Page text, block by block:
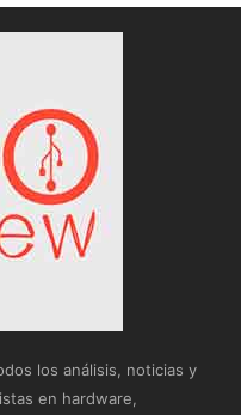
los análisis, noticias y
en hardware,